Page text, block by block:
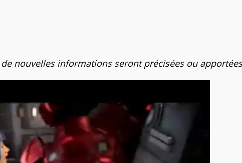
nouvelles informations seront précisées ou